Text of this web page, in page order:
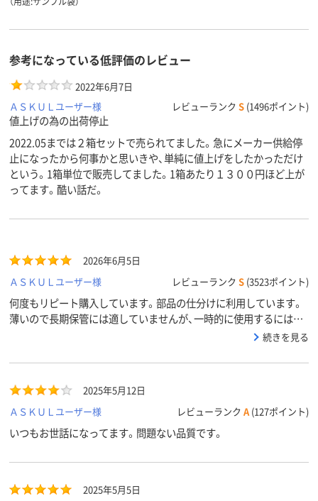
参考になっている低評価のレビュー
2022年6月7日
ＡＳＫＵＬユーザー様
レビューランク S (1496ポイント)
値上げの為の出荷停止
2022.05までは２箱セットで売られてました。急にメーカー供給停
止になったから何事かと思いきや、単純に値上げをしたかっただけ
という。1箱単位で販売してました。1箱あたり１３００円ほど上が
ってます。酷い話だ。
2026年6月5日
ＡＳＫＵＬユーザー様
レビューランク S (3523ポイント)
何度もリピート購入しています。部品の仕分けに利用しています。
薄いので長期保管には適していませんが、一時的に使用するには十
続きを見る
2025年5月12日
ＡＳＫＵＬユーザー様
レビューランク A (127ポイント)
いつもお世話になってます。問題ない品質です。
2025年5月5日